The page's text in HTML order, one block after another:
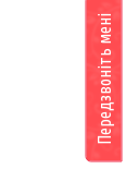
Передзвоніть мені